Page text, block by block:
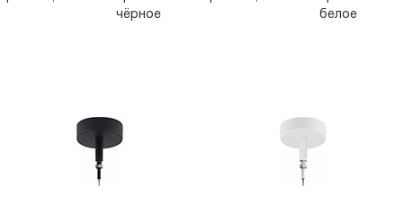
чёрное
белое